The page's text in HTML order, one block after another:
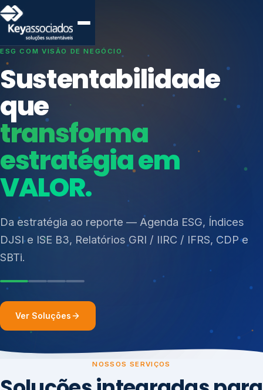
SISTEMAS DE GESTÃO OTIMIZADOS E INTEGRADOS
Conformidade que
protege seu
negócio.
Consultoria, auditoria e treinamentos em ISO 27001,
ISO 27701, ISO 42001, ISO 37001, ISO 9001, ISO
14001, ISO 45001, ONA e PNQ — Gestão de
resíduos sólidos (PGRS/PMGRS).
Índices de Mercado
Mudanças Climáticas
Reputação e Cadeia
Reporte Regulatório
Ver Soluções
NOSSOS SERVIÇOS